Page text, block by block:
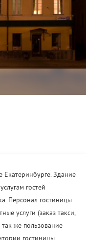
Екатеринбурге. Здание
гостей
Персонал гостиницы
услуги (заказ такси,
же пользование